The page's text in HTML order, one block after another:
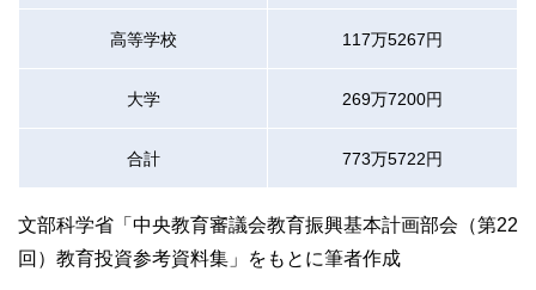
高等学校 117万5267円
大学 269万7200円
合計 773万5722円
文部科学省「中央教育審議会教育振興基本計画部会（第22
回）教育投資参考資料集」をもとに筆者作成